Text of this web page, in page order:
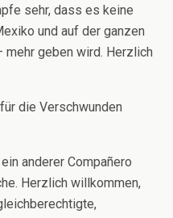
sehr, dass es keine
und auf der ganzen
geben wird. Herzlich
die Verschwunden
anderer Compañero
Herzlich willkommen,